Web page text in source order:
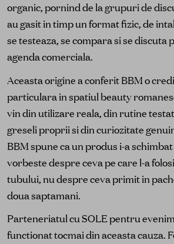
organic, pornind de la grupuri de
au gasit in timp un format fizic, de
se testeaza, se compara si se discuta
agenda comerciala.
Aceasta origine a conferit BBM o
particulara in spatiul beauty
vin din utilizare reala, din rutine
greseli proprii si din curiozitate
BBM spune ca un produs i-a
vorbeste despre ceva pe care l-a
tubului, nu despre ceva primit in
doua saptamani.
Parteneriatul cu SOLE pentru
functionat tocmai din aceasta cauza.